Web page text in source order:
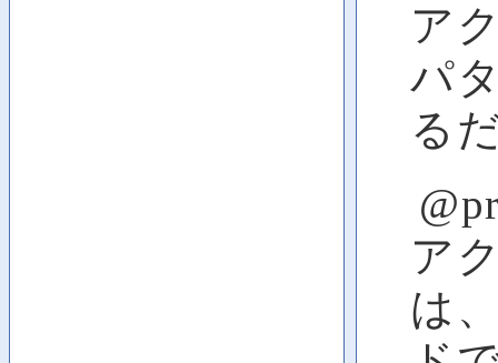
ア
パ
る
ア
は